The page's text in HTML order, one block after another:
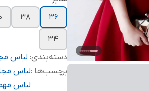
36
38
۳۴
دسته‌بندی: لباس
برچسب‌ها :لباس
لباس